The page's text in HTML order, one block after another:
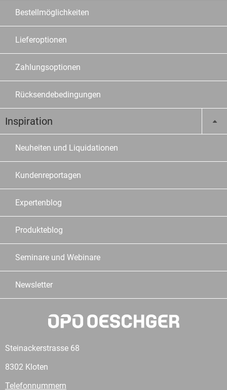
Bestellmöglichkeiten
Lieferoptionen
Zahlungsoptionen
Rücksendebedingungen
Inspiration
Neuheiten und Liquidationen
Kundenreportagen
Expertenblog
Produkteblog
Seminare und Webinare
Newsletter
Steinackerstrasse 68
8302 Kloten
Telefonnummern